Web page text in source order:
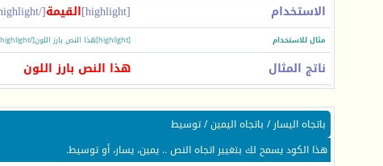
الاستخدام [highlight] القيمة[/highlight]
مثال للاستخدام [highlight]هذا النص بارز اللون[/highlight]
ناتج المثال هذا النص بارز اللون
باتجاه اليسار / باتجاه اليمين / توسيط
هذا الكود يسمح لك بتغيير اتجاه النص .. يمين، يسار، أو توسيط.